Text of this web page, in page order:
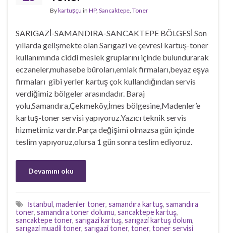
Bykartuşçu in HP, Sancaktepe Toner
SARIGAZİ-SAMANDIRA-SANCAKTEPE BÖLGESİ Son
yıllarda gelişmekte olan Sarıgazi ve çevresi kartuş-toner
kullanımında ciddi meslek gruplarını içinde bulundurarak
eczaneler,muhasebe büroları,emlak firmaları,beyaz eşya
firmaları gibi yerler kartuş çok kullandığından servis
verdiğimiz bölgeler arasındadır. Baraj
yolu,Samandıra,Çekmeköy,İmes bölgesine,Madenler’e
kartuş-toner servisi yapıyoruz.Yazıcı teknik servis
hizmetimiz vardır.Parça değişimi olmazsa gün içinde
teslim yapıyoruz,olursa 1 gün sonra teslim ediyoruz.
Devamını oku
İstanbul, madenler toner, samandıra kartuş, samandıra
toner, samandıra toner dolumu, sancaktepe kartuş,
sancaktepe toner, sarıgazi kartuş, sarıgazi kartuş dolum,
sarıgazi muadil toner, sarıgazi toner, toner, toner servisi